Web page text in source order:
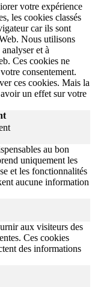
votre expérience
les cookies classés
car ils sont
Nous utilisons
et à
Ces cookies ne
consentement.
ces cookies. Mais la
un effet sur votre
au bon
uniquement les
et les fonctionnalités
aucune information
aux visiteurs des
Ces cookies
des informations